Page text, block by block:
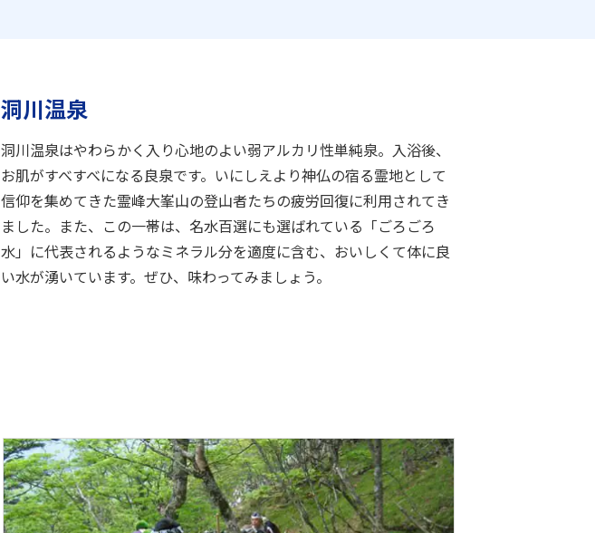
洞川温泉
洞川温泉はやわらかく入り心地のよい弱アルカリ性単純泉。入浴後、
お肌がすべすべになる良泉です。いにしえより神仏の宿る霊地として
信仰を集めてきた霊峰大峯山の登山者たちの疲労回復に利用されてき
ました。また、この一帯は、名水百選にも選ばれている「ごろごろ
水」に代表されるようなミネラル分を適度に含む、おいしくて体に良
い水が湧いています。ぜひ、味わってみましょう。